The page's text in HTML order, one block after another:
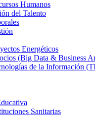
Humanos
del Talento
Energéticos
(Big Data & Business
de la Información
Sanitarias